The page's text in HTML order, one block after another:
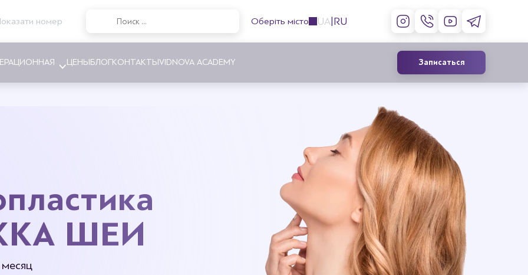
номер Оберіть місто UA RU
асимметрии груди
груди
грудных имплантов
Контурная пластика лица
филлерами
Инъекции ботокса
Коррекция губ
Лечение гипергидроза
ЦЕНЫБЛОГКОНТАКТЫVIDNOVA ACADEMY Записаться
ШЕИ